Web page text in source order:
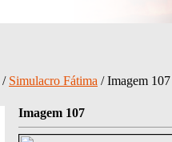
/ Simulacro Fátima / Imagem 107
Imagem 107